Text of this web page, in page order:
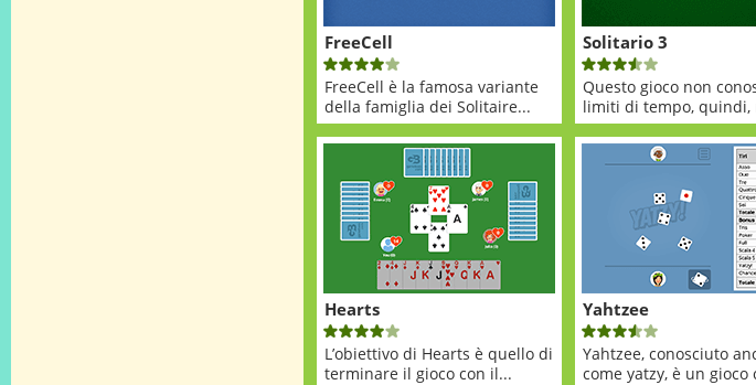
FreeCell
FreeCell è la famosa variante
della famiglia dei Solitaire...
Solitario 3
Questo gioco non
limiti di tempo, quindi,
Hearts
L’obiettivo di Hearts è quello di
terminare il gioco con il...
Yahtzee
Yahtzee, conosciuto
come yatzy, è un gioco